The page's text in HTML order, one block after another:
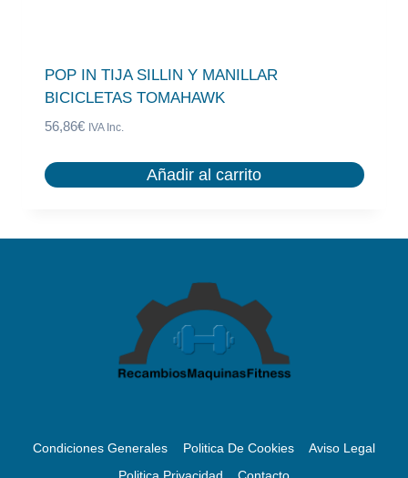
POP IN TIJA SILLIN Y MANILLAR
BICICLETAS TOMAHAWK
56,86€ IVA Inc.
Añadir al carrito
Condiciones Generales Politica De Cookies
Aviso Legal